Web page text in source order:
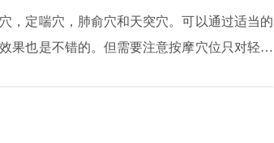
，定喘穴，肺俞穴和天突穴。可以通过适当的
果也是不错的。但需要注意按摩穴位只对轻度